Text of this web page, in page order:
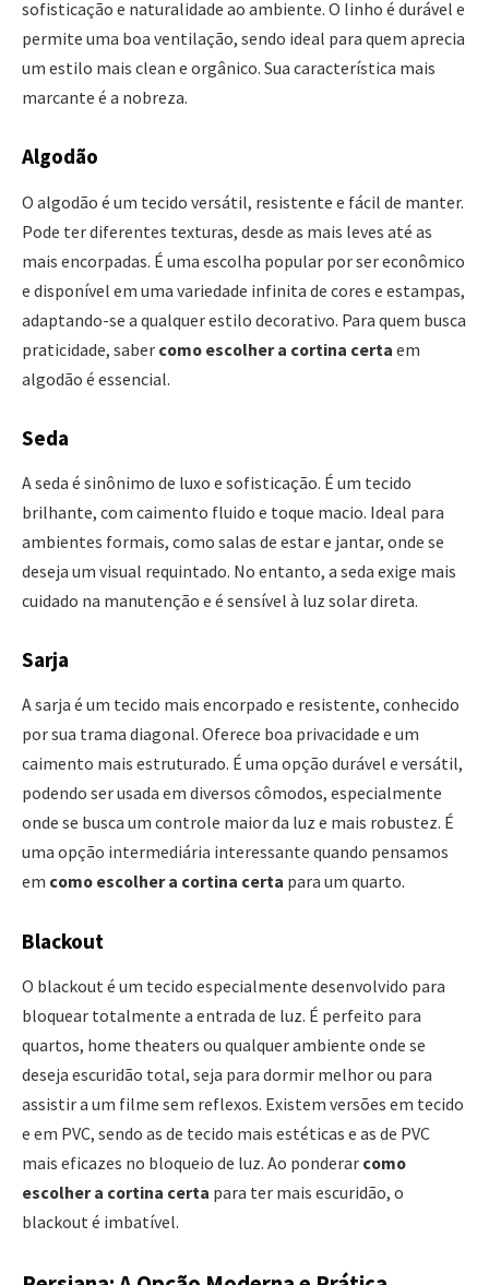
sofisticação e naturalidade ao ambiente. O linho é durável e
permite uma boa ventilação, sendo ideal para quem aprecia
um estilo mais clean e orgânico. Sua característica mais
marcante é a nobreza.
Algodão
O algodão é um tecido versátil, resistente e fácil de manter.
Pode ter diferentes texturas, desde as mais leves até as
mais encorpadas. É uma escolha popular por ser econômico
e disponível em uma variedade infinita de cores e estampas,
adaptando-se a qualquer estilo decorativo. Para quem busca
praticidade, saber como escolher a cortina certa em
algodão é essencial.
Seda
A seda é sinônimo de luxo e sofisticação. É um tecido
brilhante, com caimento fluido e toque macio. Ideal para
ambientes formais, como salas de estar e jantar, onde se
deseja um visual requintado. No entanto, a seda exige mais
cuidado na manutenção e é sensível à luz solar direta.
Sarja
A sarja é um tecido mais encorpado e resistente, conhecido
por sua trama diagonal. Oferece boa privacidade e um
caimento mais estruturado. É uma opção durável e versátil,
podendo ser usada em diversos cômodos, especialmente
onde se busca um controle maior da luz e mais robustez. É
uma opção intermediária interessante quando pensamos
em como escolher a cortina certa para um quarto.
Blackout
O blackout é um tecido especialmente desenvolvido para
bloquear totalmente a entrada de luz. É perfeito para
quartos, home theaters ou qualquer ambiente onde se
deseja escuridão total, seja para dormir melhor ou para
assistir a um filme sem reflexos. Existem versões em tecido
e em PVC, sendo as de tecido mais estéticas e as de PVC
mais eficazes no bloqueio de luz. Ao ponderar como
escolher a cortina certa para ter mais escuridão, o
blackout é imbatível.